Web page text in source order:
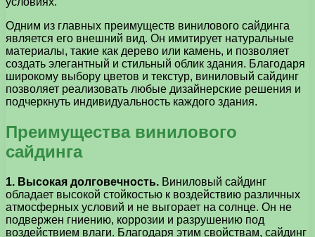
Одним из главных преимуществ винилового сайдинга
является его внешний вид. Он имитирует натуральные
материалы, такие как дерево или камень, и позволяет
создать элегантный и стильный облик здания. Благодаря
широкому выбору цветов и текстур, виниловый сайдинг
позволяет реализовать любые дизайнерские решения и
подчеркнуть индивидуальность каждого здания.
Преимущества винилового
сайдинга
1. Высокая долговечность. Виниловый сайдинг
обладает высокой стойкостью к воздействию различных
атмосферных условий и не выгорает на солнце. Он не
подвержен гниению, коррозии и разрушению под
воздействием влаги. Благодаря этим свойствам, сайдинг